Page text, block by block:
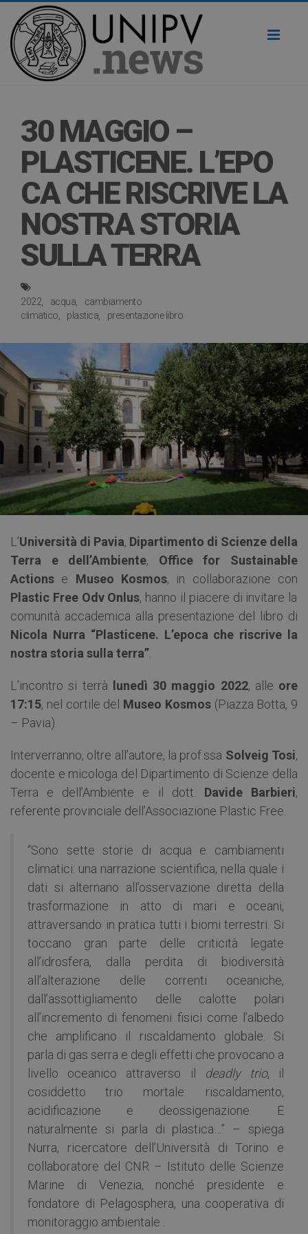
30 MAGGIO –
PLASTICENE. L’EPO
CA CHE RISCRIVE LA
NOSTRA STORIA
SULLA TERRA
2022 acqua
cambiamento
climatico
plastica presentazione libro
L’Università di Pavia, Dipartimento di Scienze della
Terra e dell’Ambiente, Office for Sustainable
Actions e Museo Kosmos, in collaborazione con
Plastic Free Odv Onlus, hanno il piacere di invitare la
comunità accademica alla presentazione del libro di
Nicola Nurra “Plasticene. L’epoca che riscrive la
nostra storia sulla terra”
L’incontro si terrà lunedì 30 maggio 2022, alle ore
17:15, nel cortile del Museo Kosmos(Piazza Botta, 9
– Pavia).
Interverranno, oltre all’autore, la prof.ssa Solveig Tosi,
docente e micologa del Dipartimento di Scienze della
Terra e dell’Ambiente e il dott. Davide Barbieri,
referente provinciale dell’Associazione Plastic Free.
“Sono sette storie di acqua e cambiamenti
climatici: una narrazione scientifica, nella quale i
dati si alternano all’osservazione diretta della
trasformazione in atto di mari e oceani,
attraversando in pratica tutti i biomi terrestri. Si
toccano gran parte delle criticità legate
all’idrosfera, dalla perdita di biodiversità
all’alterazione delle correnti oceaniche,
dall’assottigliamento delle calotte polari
all’incremento di fenomeni fisici come l’albedo
che amplificano il riscaldamento globale. Si
parla di gas serra e degli effetti che provocano a
livello oceanico attraverso il
deadly trio, il
cosiddetto trio mortale: riscaldamento,
acidificazione e deossigenazione. E
naturalmente si parla di plastica…” – spiega
Nurra, ricercatore dell’Università di Torino e
collaboratore del CNR – Istituto delle Scienze
Marine di Venezia, nonché presidente e
fondatore di Pelagosphera, una cooperativa di
monitoraggio ambientale .